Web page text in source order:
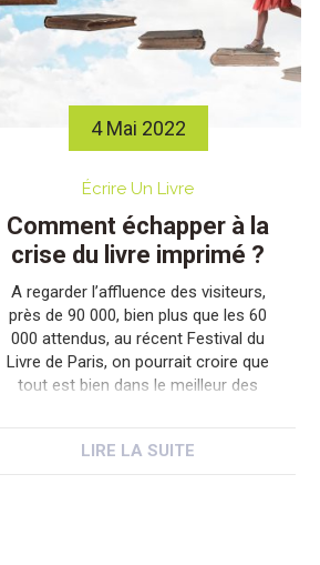
4 Mai 2022
Écrire Un Livre
Comment échapper à la
crise du livre imprimé ?
A regarder l’affluence des visiteurs,
près de 90 000, bien plus que les 60
000 attendus, au récent Festival du
Livre de Paris, on pourrait croire que
tout est bien dans le meilleur des
affluence, des changements majeurs
LIRE LA SUITE